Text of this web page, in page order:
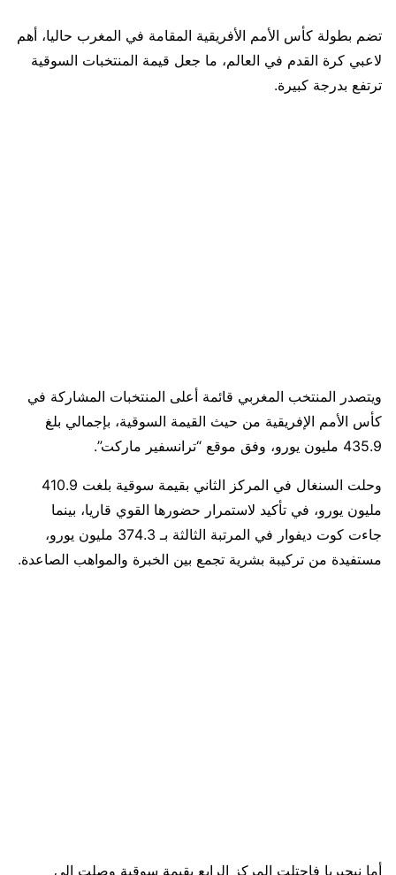
تضم بطولة كأس الأمم الأفريقية المقامة في المغرب حاليا، أهم
لاعبي كرة القدم في العالم، ما جعل قيمة المنتخبات السوقية
ترتفع بدرجة كبيرة.
ويتصدر المنتخب المغربي قائمة أعلى المنتخبات المشاركة في
كأس الأمم الإفريقية من حيث القيمة السوقية، بإجمالي بلغ
435.9 مليون يورو، وفق موقع “ترانسفير ماركت”.
مليون يورو، في تأكيد لاستمرار حضورها القوي قاريا، بينما
جاءت كوت ديفوار في المرتبة الثالثة بـ 374.3 مليون يورو،
مستفيدة من تركيبة بشرية تجمع بين الخبرة والمواهب الصاعدة.
أما نيجيريا فاحتلت المركز الرابع بقيمة سوقية وصلت إلى